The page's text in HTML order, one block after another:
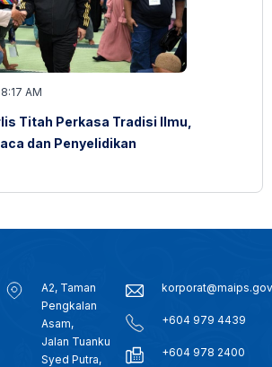
AM
Titah Perkasa Tradisi Ilmu,
dan Penyelidikan
A2, Taman
Pengkalan
Asam,
Jalan Tuanku
Syed Putra,
+604 979 4439
+604 978 2400